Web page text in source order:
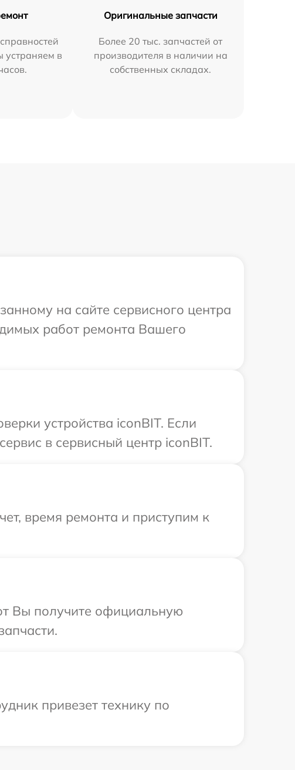
устраняем в
Оригинальные запчасти
Более 20 тыс. запчастей от
производителя в наличии на
собственных складах.
на сайте сервисного центра
работ ремонта Вашего
устройства iconBIT. Если
в сервисный центр iconBIT.
время ремонта и приступим к
Вы получите официальную
привезет технику по